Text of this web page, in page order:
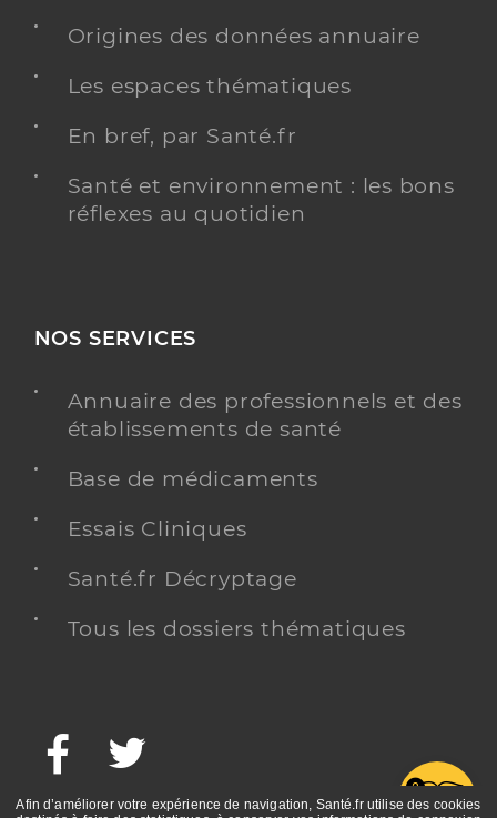
Origines des données annuaire
Les espaces thématiques
En bref, par Santé.fr
Santé et environnement : les bons
réflexes au quotidien
NOS SERVICES
Annuaire des professionnels et des
établissements de santé
Base de médicaments
Essais Cliniques
Santé.fr Décryptage
Tous les dossiers thématiques
Facebook
Afin d’améliorer votre expérience de navigation, Santé.fr utilise des cookies